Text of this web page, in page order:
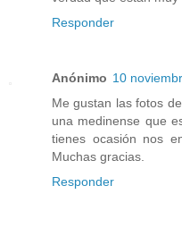
Responder
Anónimo 10
Me gustan las fotos
una medinense que
tienes ocasión nos
Muchas gracias.
Responder